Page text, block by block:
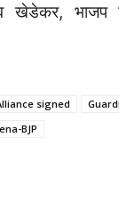
खेडेकर, भाजप
signed
BJP